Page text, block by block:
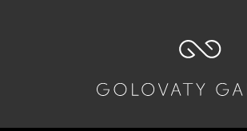
navegação